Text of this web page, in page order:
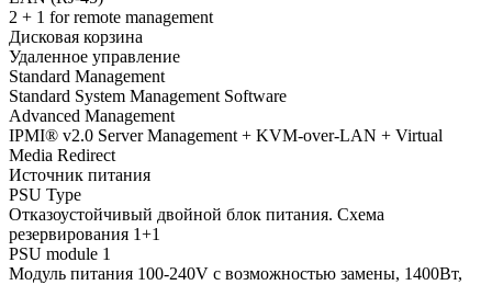
2 + 1 for remote management
Дисковая корзина
Удаленное управление
Standard Management
Standard System Management Software
Advanced Management
IPMI® v2.0 Server Management + KVM-over-LAN + Virtual
Media Redirect
Источник питания
PSU Type
Отказоустойчивый двойной блок питания. Схема
резервирования 1+1
PSU module 1
Модуль питания 100-240V с возможностью замены, 1400Вт,